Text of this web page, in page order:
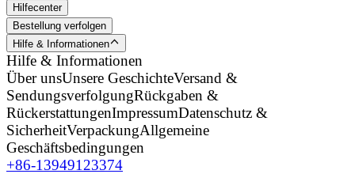
Hilfecenter
Bestellung verfolgen
Hilfe & Informationen
Hilfe & Informationen
Über unsUnsere GeschichteVersand &
SendungsverfolgungRückgaben &
RückerstattungenImpressumDatenschutz &
SicherheitVerpackungAllgemeine
Geschäftsbedingungen
+86-13949123374